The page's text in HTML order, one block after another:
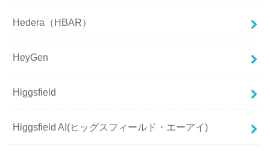
Hedera（HBAR）
HeyGen
Higgsfield
Higgsfield AI(ヒッグスフィールド・エーアイ)